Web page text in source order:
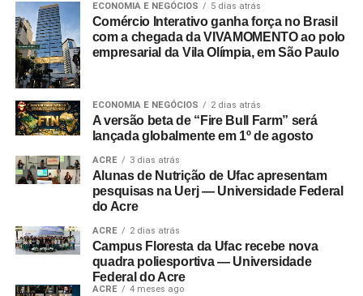
ECONOMIA E NEGÓCIOS 5 dias atrás
Comércio Interativo ganha força no Brasil
com a chegada da VIVAMOMENTO ao polo
empresarial da Vila Olímpia, em São Paulo
ECONOMIA E NEGÓCIOS 2 dias atrás
A versão beta de “Fire Bull Farm” será
lançada globalmente em 1º de agosto
ACRE 3 dias atrás
Alunas de Nutrição de Ufac apresentam
pesquisas na Uerj — Universidade Federal
do Acre
ACRE 2 dias atrás
Campus Floresta da Ufac recebe nova
quadra poliesportiva — Universidade
Federal do Acre
ACRE 4 meses ago